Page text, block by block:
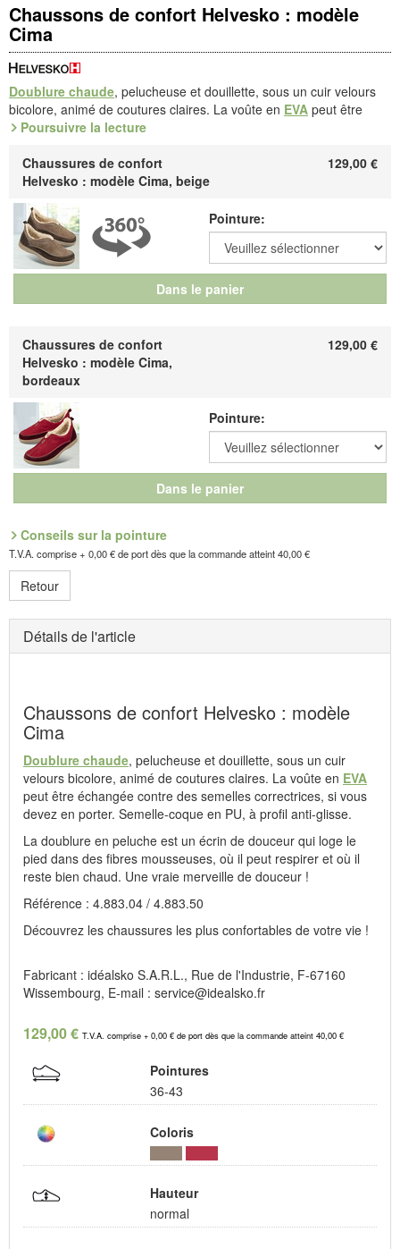
Chaussons de confort Helvesko : modèle
Cima
Doublure chaude, pelucheuse et douillette, sous un cuir velours
bicolore, animé de coutures claires. La voûte en EVA peut être
échangée contre des semelles correctrices, si vous devez en
La doublure en peluche est un écrin de douceur qui loge le pied
dans des fibres mousseuses, où il peut respirer et où il reste bien
chaud. Une vraie merveille de douceur !
Référence : 4.883.04 / 4.883.50
Découvrez les chaussures les plus confortables de votre vie !
Fabricant : idéalsko S.A.R.L., Rue de l'Industrie, F-67160
Poursuivre la lecture
Pointure:
Dans le panier
Chaussures de confort
Helvesko : modèle Cima, beige
129,00 €
Pointure:
Dans le panier
Chaussures de confort
Helvesko : modèle Cima,
bordeaux
129,00 €
Conseils sur la pointure
T.V.A. comprise + 0,00 € de port dès que la commande atteint 40,00 €
Retour
Détails de l'article
Chaussons de confort Helvesko : modèle
Cima
Doublure chaude, pelucheuse et douillette, sous un cuir
velours bicolore, animé de coutures claires. La voûte en EVA
peut être échangée contre des semelles correctrices, si vous
devez en porter. Semelle-coque en PU, à profil anti-glisse.
La doublure en peluche est un écrin de douceur qui loge le
pied dans des fibres mousseuses, où il peut respirer et où il
reste bien chaud. Une vraie merveille de douceur !
Référence : 4.883.04 / 4.883.50
Découvrez les chaussures les plus confortables de votre vie !
Fabricant : idéalsko S.A.R.L., Rue de l'Industrie, F-67160
Wissembourg, E-mail : service@idealsko.fr
129,00 € T.V.A. comprise + 0,00 € de port dès que la commande atteint 40,00 €
Pointures
36-43
Coloris
Hauteur
normal